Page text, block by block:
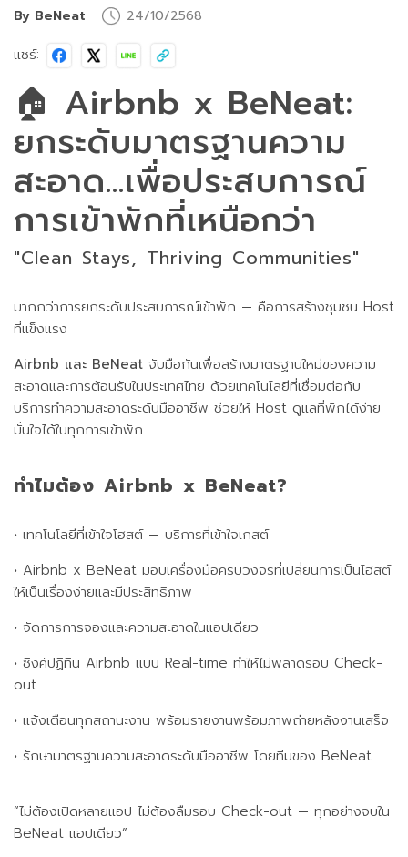
By BeNeat 24/10/2568
แชร์:
🏠 Airbnb x BeNeat:
ยกระดับมาตรฐานความ
สะอาด...เพื่อประสบการณ์
การเข้าพักที่เหนือกว่า
"Clean Stays, Thriving Communities"
มากกว่าการยกระดับประสบการณ์เข้าพัก — คือการสร้างชุมชน Host
ที่แข็งแรง
Airbnb และ BeNeat จับมือกันเพื่อสร้างมาตรฐานใหม่ของความ
สะอาดและการต้อนรับในประเทศไทย ด้วยเทคโนโลยีที่เชื่อมต่อกับ
บริการทำความสะอาดระดับมืออาชีพ ช่วยให้ Host ดูแลที่พักได้ง่าย
มั่นใจได้ในทุกการเข้าพัก
ทำไมต้อง Airbnb x BeNeat?
• เทคโนโลยีที่เข้าใจโฮสต์ — บริการที่เข้าใจเกสต์
• Airbnb x BeNeat มอบเครื่องมือครบวงจรที่เปลี่ยนการเป็นโฮสต์
ให้เป็นเรื่องง่ายและมีประสิทธิภาพ
• จัดการการจองและความสะอาดในแอปเดียว
• ซิงค์ปฏิทิน Airbnb แบบ Real-time ทำให้ไม่พลาดรอบ Check-
out
• แจ้งเตือนทุกสถานะงาน พร้อมรายงานพร้อมภาพถ่ายหลังงานเสร็จ
• รักษามาตรฐานความสะอาดระดับมืออาชีพ โดยทีมของ BeNeat
“ไม่ต้องเปิดหลายแอป ไม่ต้องลืมรอบ Check-out — ทุกอย่างจบใน
BeNeat แอปเดียว”